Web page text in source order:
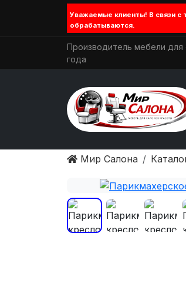
Уважаемые клиенты! В связи с
обрабатываются.
Производитель мебели для
года
Мир Салона